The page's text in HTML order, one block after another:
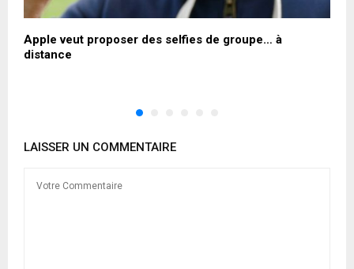
Apple veut proposer des selfies de groupe… à
distance
LAISSER UN COMMENTAIRE